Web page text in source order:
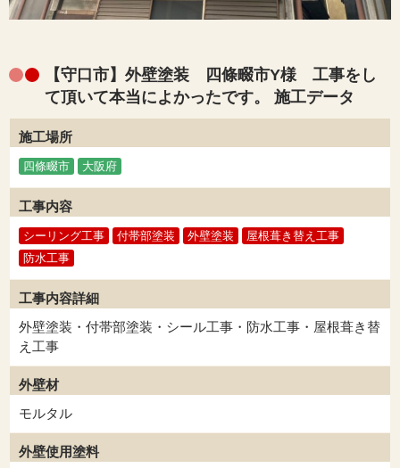
【守口市】外壁塗装 四條畷市Y様 工事をし
て頂いて本当によかったです。 施工データ
施工場所
四條畷市 大阪府
工事内容
シーリング工事 付帯部塗装 外壁塗装
屋根葺き替え工事
防水工事
工事内容詳細
外壁塗装・付帯部塗装・シール工事・防水工事・屋根葺き替
え工事
外壁材
モルタル
外壁使用塗料